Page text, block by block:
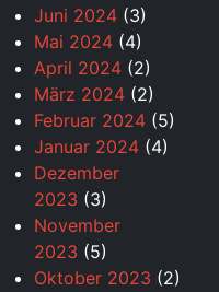
Juni 2024 (3)
Mai 2024 (4)
April 2024 (2)
März 2024 (2)
Februar 2024 (5)
Januar 2024 (4)
Dezember
2023 (3)
November
2023 (5)
Oktober 2023 (2)